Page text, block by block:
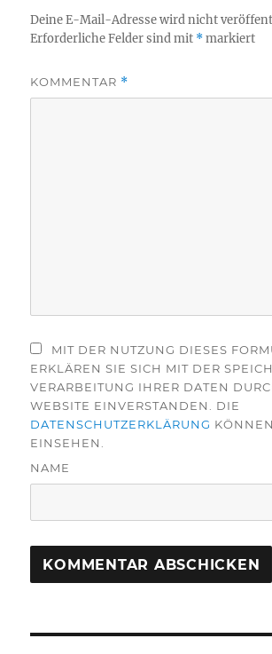
Deine E-Mail-Adresse wird nicht
Erforderliche Felder sind mit *markiert
KOMMENTAR *
MIT DER NUTZUNG DIESES
ERKLÄREN SIE SICH MIT DER
VERARBEITUNG IHRER DATEN
WEBSITE EINVERSTANDEN. DIE
DATENSCHUTZERKLÄRUNG
EINSEHEN.
NAME